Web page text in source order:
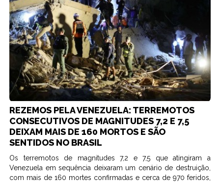
REZEMOS PELA VENEZUELA: TERREMOTOS
CONSECUTIVOS DE MAGNITUDES 7,2 E 7,5
DEIXAM MAIS DE 160 MORTOS E SÃO
SENTIDOS NO BRASIL
Os terremotos de magnitudes 7,2 e 7,5 que atingiram a
Venezuela em sequência deixaram um cenário de destruição,
com mais de 160 mortes confirmadas e cerca de 970 feridos,